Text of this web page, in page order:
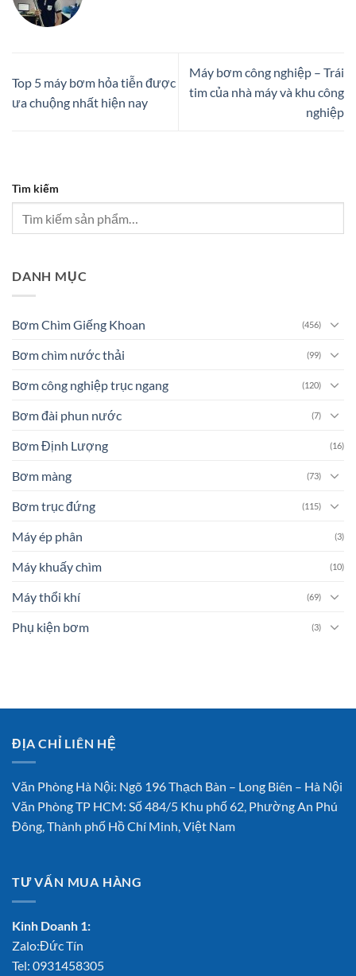
Top 5 máy bơm hỏa tiễn được
ưa chuộng nhất hiện nay
Máy bơm công nghiệp – Trái
tim của nhà máy và khu công
nghiệp
Tìm kiếm
DANH MỤC
Bơm Chìm Giếng Khoan (456)
Bơm chìm nước thải (99)
Bơm công nghiệp trục ngang (120)
Bơm đài phun nước (7)
Bơm Định Lượng (16)
Bơm màng (73)
Bơm trục đứng (115)
Máy ép phân (3)
Máy khuấy chìm (10)
Máy thổi khí (69)
Phụ kiện bơm (3)
ĐỊA CHỈ LIÊN HỆ
Văn Phòng Hà Nội: Ngõ 196 Thạch Bàn – Long Biên – Hà Nội
Văn Phòng TP HCM: Số 484/5 Khu phố 62, Phường An Phú
Đông, Thành phố Hồ Chí Minh, Việt Nam
TƯ VẤN MUA HÀNG
Kinh Doanh 1:
Zalo:Đức Tín
Tel: 0931458305